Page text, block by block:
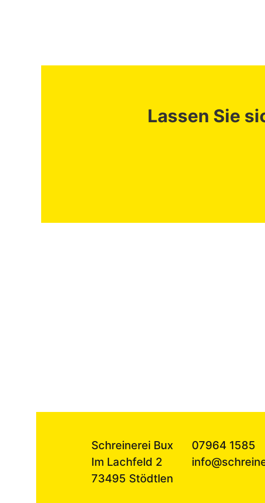
Lassen Sie
Schreinerei Bux
Im Lachfeld 2
73495 Stödtlen
07964 1585